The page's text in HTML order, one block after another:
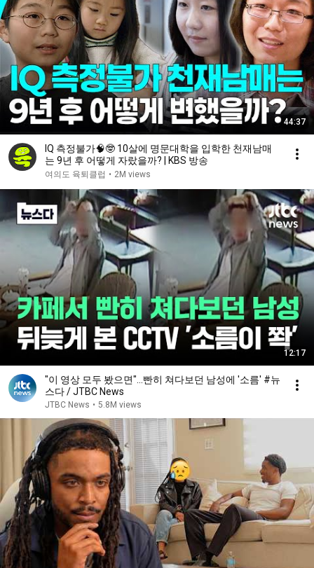
44:37
IQ 측정불가🧠🤓 10살에 명문대학을 입학한 천재남매
는 9년 후 어떻게 자랐을까? | KBS 방송
여의도 육퇴클럽 • 2M views
12:17
"이 영상 모두 봤으면"…빤히 쳐다보던 남성에 '소름' #뉴
스다 / JTBC News
JTBC News • 5.8M views